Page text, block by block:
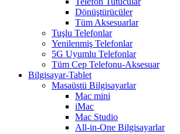
Dönüştürücüler
Tüm Aksesuarlar
Tuşlu Telefonlar
Yenilenmiş Telefonlar
5G Uyumlu Telefonlar
Tüm Cep Telefonu-Aksesuar
Bilgisayar-Tablet
Masaüstü Bilgisayarlar
Mac mini
iMac
Mac Studio
All-in-One Bilgisayarlar